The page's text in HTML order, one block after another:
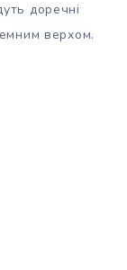
доречні
верхом.